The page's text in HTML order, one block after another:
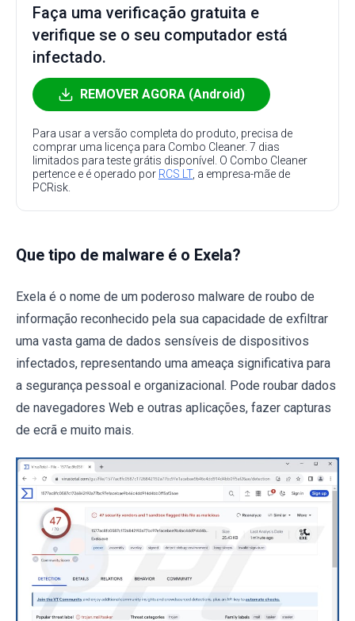
Faça uma verificação gratuita e
verifique se o seu computador está
infectado.
REMOVER AGORA (Android)
Para usar a versão completa do produto, precisa de
comprar uma licença para Combo Cleaner. 7 dias
limitados para teste grátis disponível. O Combo Cleaner
pertence e é operado por RCS LT, a empresa-mãe de
PCRisk.
Que tipo de malware é o Exela?
Exela é o nome de um poderoso malware de roubo de
informação reconhecido pela sua capacidade de exfiltrar
uma vasta gama de dados sensíveis de dispositivos
infectados, representando uma ameaça significativa para
a segurança pessoal e organizacional. Pode roubar dados
de navegadores Web e outras aplicações, fazer capturas
de ecrã e muito mais.